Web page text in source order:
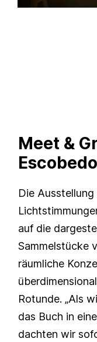
Meet &
Escobedo
Die
auf die
Sammelstücke
räumliche
Rotunde. „Als
das Buch in
dachten wir